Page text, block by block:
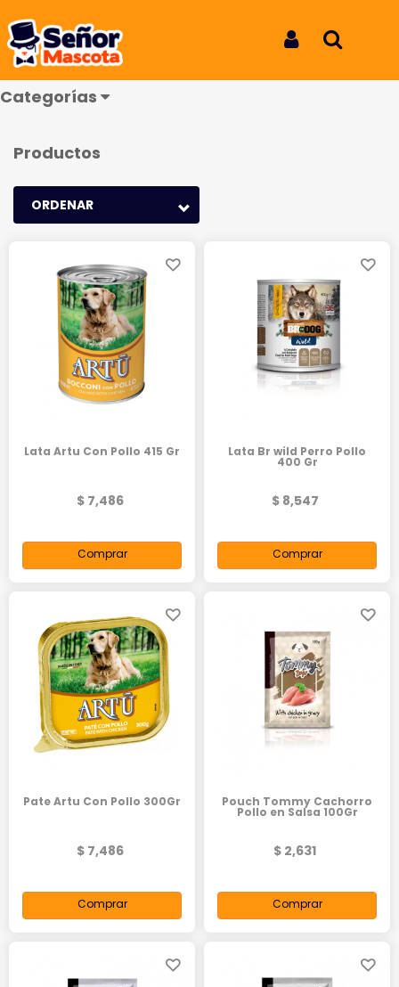
Categorías
Húmedos
Productos
ORDENAR
Lata Artu Con Pollo 415 Gr
$ 7,486
Comprar
Lata Br wild Perro Pollo
400 Gr
$ 8,547
Comprar
Pate Artu Con Pollo 300Gr
$ 7,486
Comprar
Pouch Tommy Cachorro
Pollo en Salsa 100Gr
$ 2,631
Comprar